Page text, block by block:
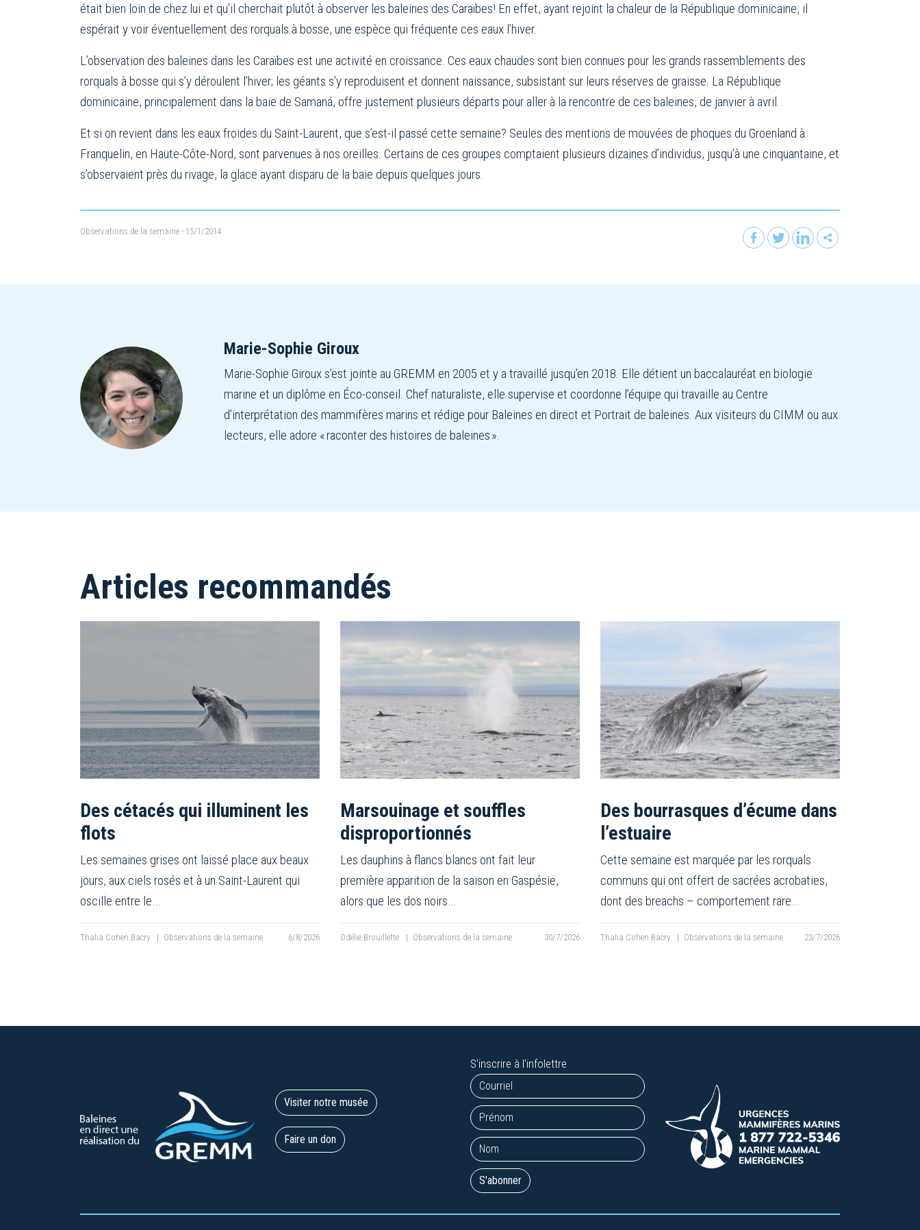
était bien loin de chez lui et qu’il cherchait plutôt à observer les baleines des Caraïbes! En effet, ayant rejoint la chaleur de la République dominicaine, il
espérait y voir éventuellement des rorquals à bosse, une espèce qui fréquente ces eaux l’hiver.
L’observation des baleines dans les Caraïbes est une activité en croissance. Ces eaux chaudes sont bien connues pour les grands rassemblements des
rorquals à bosse qui s’y déroulent l’hiver; les géants s’y reproduisent et donnent naissance, subsistant sur leurs réserves de graisse. La République
dominicaine, principalement dans la baie de Samaná, offre justement plusieurs départs pour aller à la rencontre de ces baleines, de janvier à avril.
Et si on revient dans les eaux froides du Saint-Laurent, que s’est-il passé cette semaine? Seules des mentions de mouvées de phoques du Groenland à
Franquelin, en Haute-Côte-Nord, sont parvenues à nos oreilles. Certains de ces groupes comptaient plusieurs dizaines d’individus, jusqu’à une cinquantaine, et
s’observaient près du rivage, la glace ayant disparu de la baie depuis quelques jours.
Observations de la semaine - 15/1/2014
Marie-Sophie Giroux
Marie-Sophie Giroux s’est jointe au GREMM en 2005 et y a travaillé jusqu’en 2018. Elle détient un baccalauréat en biologie
marine et un diplôme en Éco-conseil. Chef naturaliste, elle supervise et coordonne l’équipe qui travaille au Centre
d’interprétation des mammifères marins et rédige pour Baleines en direct et Portrait de baleines. Aux visiteurs du CIMM ou aux
lecteurs, elle adore « raconter des histoires de baleines ».
Articles recommandés
Des cétacés qui illuminent les
flots
Les semaines grises ont laissé place aux beaux
jours, aux ciels rosés et à un Saint-Laurent qui
oscille entre le…
Thalia Cohen Bacry | Observations de la semaine 6/8/2026
Marsouinage et souffles
disproportionnés
Les dauphins à flancs blancs ont fait leur
première apparition de la saison en Gaspésie,
alors que les dos noirs…
Odélie Brouillette | Observations de la semaine 30/7/2026
Des bourrasques d’écume dans
l’estuaire
Cette semaine est marquée par les rorquals
communs qui ont offert de sacrées acrobaties,
dont des breachs – comportement rare…
Thalia Cohen Bacry | Observations de la semaine 23/7/2026
Visiter notre musée
Faire un don
S'inscrire à l'infolettre